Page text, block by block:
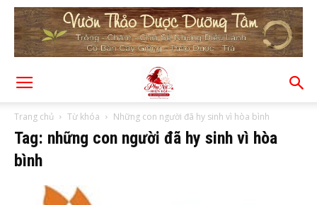
Trang chủ Từ khóa Những con người đã hy sinh vì hòa bình
Tag: những con người đã hy sinh vì hòa
bình